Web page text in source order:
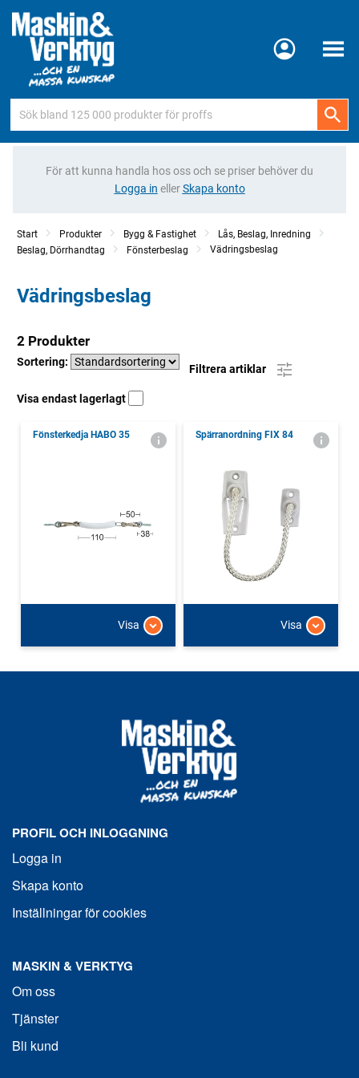
Meny
För att kunna handla hos oss och se priser behöver du
Logga in ellerSkapa konto
Start Produkter Bygg & Fastighet
Lås, Beslag, Inredning
Beslag, Dörrhandtag
Fönsterbeslag Vädringsbeslag
Vädringsbeslag
2 Produkter
Sortering:
Filtrera artiklar
Visa endast lagerlagt
Fönsterkedja HABO 35
Visa
Spärranordning FIX 84
Visa
PROFIL OCH INLOGGNING
Logga in
Skapa konto
Inställningar för cookies
MASKIN & VERKTYG
Om oss
Tjänster
Bli kund